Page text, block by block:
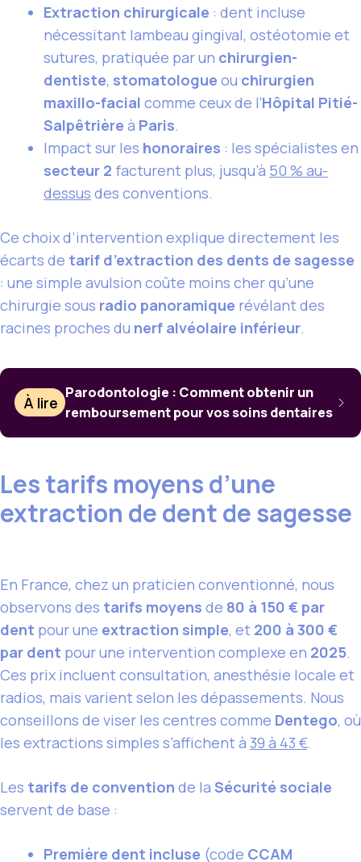
Extraction chirurgicale : dent incluse
nécessitant lambeau gingival, ostéotomie et
sutures, pratiquée par un chirurgien-
dentiste, stomatologue ou chirurgien
maxillo-facial comme ceux de l’Hôpital Pitié-
Salpêtrière à Paris.
Impact sur les honoraires : les spécialistes en
secteur 2 facturent plus, jusqu’à 50 % au-
dessus des conventions.
Ce choix d’intervention explique directement les
écarts de tarif d’extraction des dents de sagesse
: une simple avulsion coûte moins cher qu’une
chirurgie sous radio panoramique révélant des
racines proches du nerf alvéolaire inférieur.
À lire
Parodontologie : Comment obtenir un
remboursement pour vos soins dentaires
Les tarifs moyens d’une
extraction de dent de sagesse
En France, chez un praticien conventionné, nous
observons des tarifs moyens de 80 à 150 € par
dent pour une extraction simple, et 200 à 300 €
par dent pour une intervention complexe en 2025.
Ces prix incluent consultation, anesthésie locale et
radios, mais varient selon les dépassements. Nous
conseillons de viser les centres comme Dentego, où
les extractions simples s’affichent à 39 à 43 €.
Les tarifs de convention de la Sécurité sociale
servent de base :
Première dent incluse (code CCAM